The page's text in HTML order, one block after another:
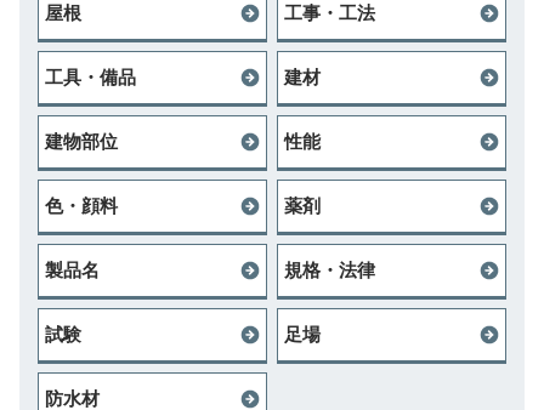
屋根 工事・工法
工具・備品 建材
建物部位 性能
色・顔料 薬剤
製品名 規格・法律
試験 足場
防水材